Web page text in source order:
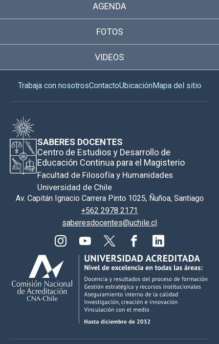
AGENDA
FOTOS
VIDEOS
Trabaja con nosotrosContactoUbicaciónMapa del sitio
SABERES DOCENTES
Centro de Estudios y Desarrollo de
Educación Continua para el Magisterio
Facultad de Filosofía y Humanidades
Universidad de Chile
Av. Capitán Ignacio Carrera Pinto 1025, Ñuñoa, Santiago
+562 2978 2171
saberesdocentes@uchile.cl